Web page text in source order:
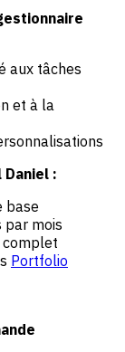
aux tâches
et à la
:
base
par mois
complet
Portfolio